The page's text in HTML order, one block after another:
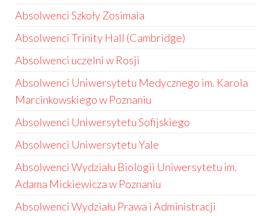
Absolwenci Szkoły Zosimaia
Absolwenci Trinity Hall (Cambridge)
Absolwenci uczelni w Rosji
Absolwenci Uniwersytetu Medycznego im. Karola
Marcinkowskiego w Poznaniu
Absolwenci Uniwersytetu Sofijskiego
Absolwenci Uniwersytetu Yale
Absolwenci Wydziału Biologii Uniwersytetu im.
Adama Mickiewicza w Poznaniu
Absolwenci Wydziału Prawa i Administracji